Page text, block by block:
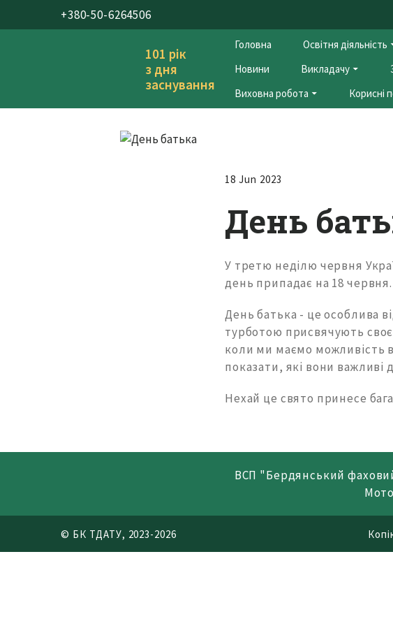
+380-50-6264506
101 рік
з дня
заснування
Головна Освітня діяльність
Новини
Викладачу
Виховна робота
Корисні
18 Jun 2023
День
У третю неділю червня
день припадає на 18 червня.
День батька - це особлива
турботою присвячують
коли ми маємо можливість
показати, які вони важливі
Нехай це свято принесе
ВСП "Бердянський
© БК ТДАТУ, 2023-2026